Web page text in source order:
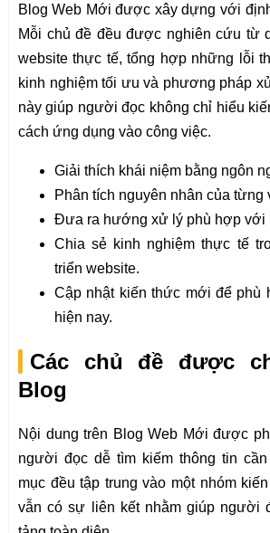
Blog Web Mới được xây dựng với
Mỗi chủ đề đều được nghiên cứu từ
website thực tế, tổng hợp những lỗi
kinh nghiệm tối ưu và phương pháp
này giúp người đọc không chỉ hiểu
cách ứng dụng vào công việc.
Giải thích khái niệm bằng ngôn
Phân tích nguyên nhân của từng
Đưa ra hướng xử lý phù hợp với
Chia sẻ kinh nghiệm thực tế
triển website.
Cập nhật kiến thức mới để phù
hiện nay.
Các chủ đề được
Blog
Nội dung trên Blog Web Mới được
người đọc dễ tìm kiếm thông tin cần
mục đều tập trung vào một nhóm
vẫn có sự liên kết nhằm giúp người